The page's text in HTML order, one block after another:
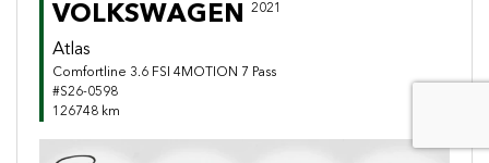
VOLKSWAGEN 2021
Atlas
Comfortline 3.6 FSI 4MOTION 7 Pass
#S26-0598
126748 km